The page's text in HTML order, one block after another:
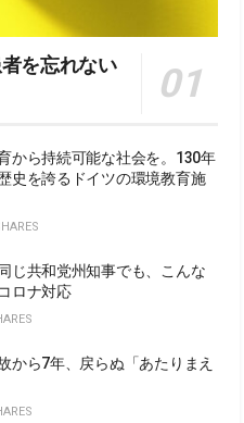
を忘れない
から持続可能な社会を。130年
史を誇るドイツの環境教育施
じ共和党州知事でも、こんな
ロナ対応
から7年、戻らぬ「あたりまえ